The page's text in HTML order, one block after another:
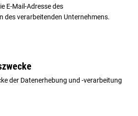
E-Mail-Adresse des
des verarbeitenden Unternehmens.
der Datenerhebung und -verarbeitung